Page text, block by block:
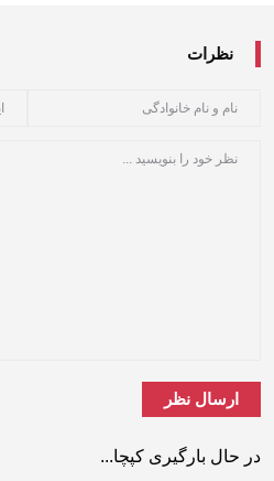
نظرات
در حال بارگیری کپچا...